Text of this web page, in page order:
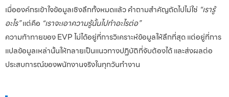
เมื่อองค์กรเข้าใจข้อมูลเชิงลึกทั้งหมดแล้ว คำถามสำคัญถัดไปไม่ใช่ “เรารู้
อะไร”แต่คือ “เราจะเอาความรู้นั้นไปทำอะไรต่อ”
ความท้าทายของ EVP ไม่ได้อยู่ที่การวิเคราะห์ข้อมูลให้ลึกที่สุด แต่อยู่ที่การ
แปลข้อมูลเหล่านั้นให้กลายเป็นแนวทางปฏิบัติที่จับต้องได้ และส่งผลต่อ
ประสบการณ์ของพนักงานจริงในทุกวันทำงาน